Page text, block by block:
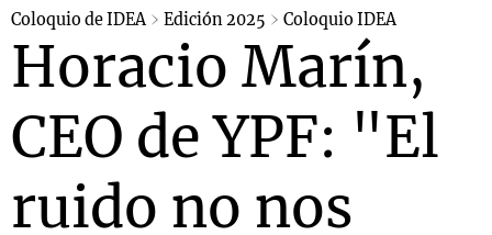
Coloquio de IDEA Edición 2025 Coloquio IDEA
Horacio Marín,
CEO de YPF: "El
ruido no nos